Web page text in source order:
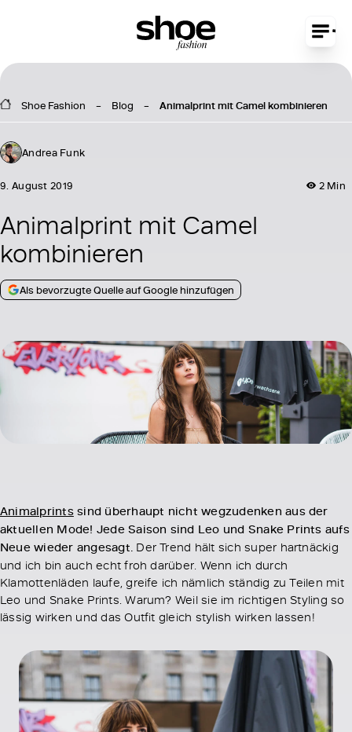
Shoe Fashion Blog Animalprint mit Camel kombinieren
Andrea Funk
2 Min
9. August 2019
Animalprint mit Camel
kombinieren
Als bevorzugte Quelle auf Google hinzufügen
Animalprintssind überhaupt nicht wegzudenken aus der
aktuellen Mode! Jede Saison sind Leo und Snake Prints aufs
Neue wieder angesagt. Der Trend hält sich super hartnäckig
und ich bin auch echt froh darüber. Wenn ich durch
Klamottenläden laufe, greife ich nämlich ständig zu Teilen mit
Leo und Snake Prints. Warum? Weil sie im richtigen Styling so
lässig wirken und das Outfit gleich stylish wirken lassen!